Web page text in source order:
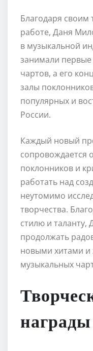
Благодаря своим
работе, Даня
в музыкальной
занимали
чартов, а его
залы
популярных и
России.
Каждый новый
сопровождается
поклонников и
работать над
неутомимо
творчества.
стилю и таланту,
продолжать
новыми хитами
музыкальных
награды